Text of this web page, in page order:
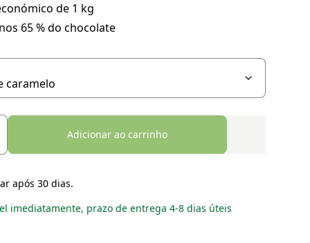
de 1 kg
65 % do chocolate
Adicionar ao carrinho
após 30 dias.
imediatamente, prazo de entrega 4-8 dias úteis